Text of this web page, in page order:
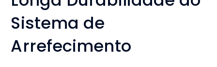
Sistema de
Arrefecimento